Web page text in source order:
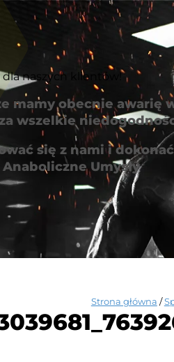
Strona główna /
dla naszych klientów!
mamy obecnie awarię
wszelkie
się z nami i
Umysły